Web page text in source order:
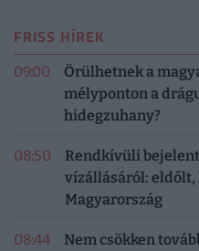
FRISS HÍREK
09:00
Örülhetnek a
mélyponton a
hidegzuhany?
08:50
Rendkívüli
vízállásáról: eldőlt,
Magyarország
08:44
Nem csökken